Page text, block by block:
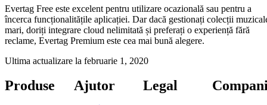
Evertag Free este excelent pentru utilizare ocazională sau pentru a
încerca funcționalitățile aplicației. Dar dacă gestionați colecții
mari, doriți integrare cloud nelimitată și preferați o experiență fără
reclame, Evertag Premium este cea mai bună alegere.
Ultima actualizare la februarie 1, 2020
Produse Ajutor Legal